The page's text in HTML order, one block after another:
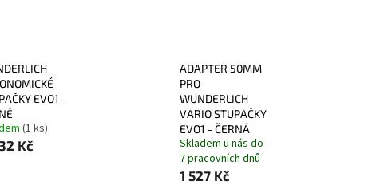
EVO1 -
(1 ks)
Kč
ADAPTER 50MM
PRO
WUNDERLICH
VARIO STUPAČKY
EVO1 - ČERNÁ
Skladem u nás do
7 pracovních dnů
1 527 Kč